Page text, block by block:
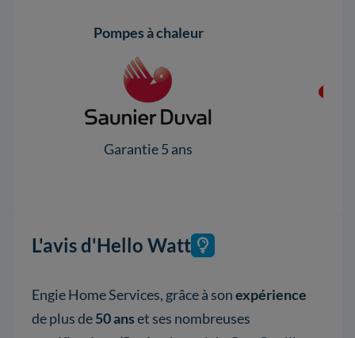
Pompes à chaleur
Garantie 5 ans
L'avis d'Hello Watt
Engie Home Services, grâce à sonexpérience
de plus de50 anset ses nombreuses